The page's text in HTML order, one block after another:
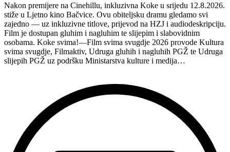
Hvaru”
Nakon premijere na Cinehillu, inkluzivna Koke u srijedu 12.8.2026.
stiže u Ljetno kino Bačvice. Ovu obiteljsku dramu gledamo svi
zajedno — uz inkluzivne titlove, prijevod na HZJ i audiodeskripciju.
Film je dostupan gluhim i nagluhim te slijepim i slabovidnim
osobama. Koke svima!—Film svima svugdje 2026 provode Kultura
svima svugdje, Filmaktiv, Udruga gluhih i nagluhih PGŽ te Udruga
slijepih PGŽ uz podršku Ministarstva kulture i medija…